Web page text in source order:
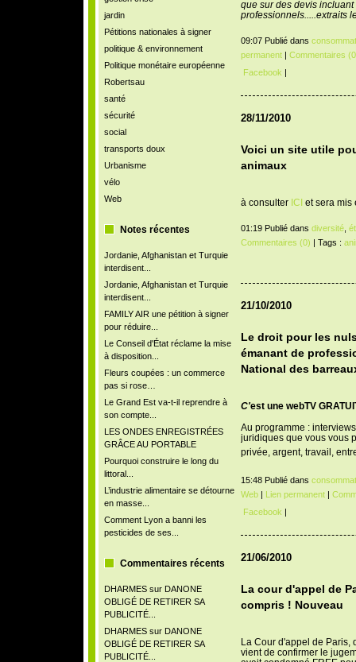
jardin
Pétitions nationales à signer
politique & environnement
Politique monétaire européenne
Robertsau
santé
sécurité
social
transports doux
Urbanisme
vélo
Web
Notes récentes
Jordanie, Afghanistan et Turquie
interdisent...
Jordanie, Afghanistan et Turquie
interdisent...
FAMILY AIR une pétition à signer
pour réduire...
Le Conseil d'État réclame la mise
à disposition...
Fleurs coupées : un commerce
pas si rose…
Le Grand Est va-t-il reprendre à
son compte...
LES ONDES ENREGISTRÉES
GRÂCE AU PORTABLE
Pourquoi construire le long du
littoral...
L’industrie alimentaire se détourne
en masse...
Comment Lyon a banni les
pesticides de ses...
Commentaires récents
DHARMESsur DANONE
OBLIGÉ DE RETIRER SA
PUBLICITÉ...
DHARMESsur DANONE
OBLIGÉ DE RETIRER SA
PUBLICITÉ...
que sur des devis
professionnels.....extraits
09:07 Publié dans
permanent| Commentaires
Facebook |
28/11/2010
Voici un site utile
animaux
à consulter ICI et sera mis
01:19 Publié dans diversité,
Commentaires (0) | Tags :
21/10/2010
Le droit pour les
émanant de
National des
C'est une webTV
Au programme :
juridiques que vous vous
privée, argent, travail,
15:48 Publié dans
Web| Lien permanent|
Facebook |
21/06/2010
La cour d'appel de
compris ! Nouveau
La Cour d'appel de Paris,
vient de confirmer le